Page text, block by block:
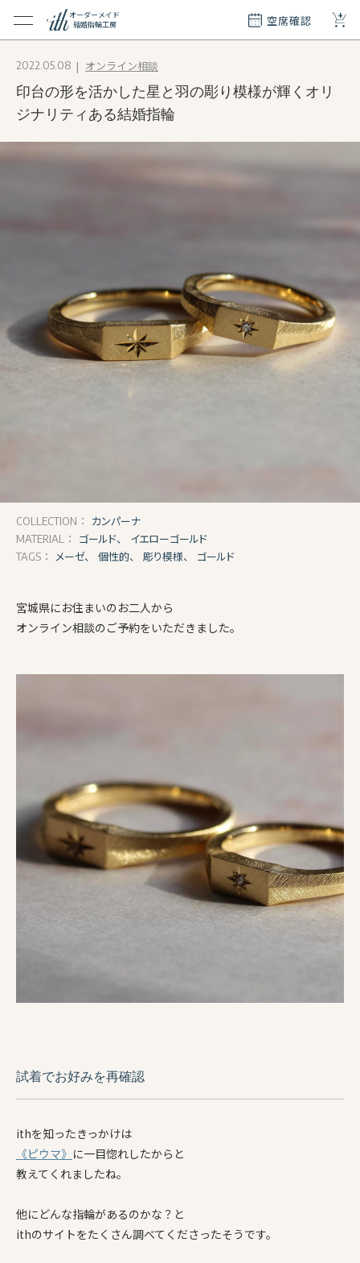
オーダーメイド
結婚指輪工房
空席確認 +
メイド
リー
2022.05.08 オンライン相談
印台の形を活かした星と羽の彫り模様が輝くオリ
ジナリティある結婚指輪
COLLECTION： カンパーナ
MATERIAL： ゴールド、 イエローゴールド
TAGS： メーゼ、 個性的、 彫り模様、 ゴールド
宮城県にお住まいのお二人から
オンライン相談のご予約をいただきました。
試着でお好みを再確認
ithを知ったきっかけは
《ピウマ》 に一目惚れしたからと
教えてくれましたね。
他にどんな指輪があるのかな？と
ithのサイトをたくさん調べてくださったそうです。